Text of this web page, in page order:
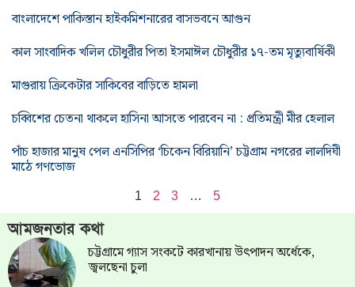
বাংলাদেশে পাকিস্তান হাইকমিশনারের বাসভবনে আগুন
কাল সাংবাদিক খলিল চৌধুরীর পিতা ইসমাঈল চৌধুরীর ১৭-তম মৃত্যুবার্ষিকী
মাগুরায় ক্রিকেটার সাকিবের বাড়িতে হামলা
চব্বিশের চেতনা থাকলে হাসিনা আসতে পারবেন না : প্রতিমন্ত্রী মীর হেলাল
পাঁচ হাজার মানুষ পেল এনসিপির ‘চিকেন বিরিয়ানি’ চট্টগ্রাম নগরের লালদিঘী
মাঠে গণভোজ
1 2 3 … 5
আমজনতার কথা
চট্টগ্রামে গ্যাস সংকটে কারখানায় উৎপাদন অর্ধেকে,
জ্বলছেনা চুলা